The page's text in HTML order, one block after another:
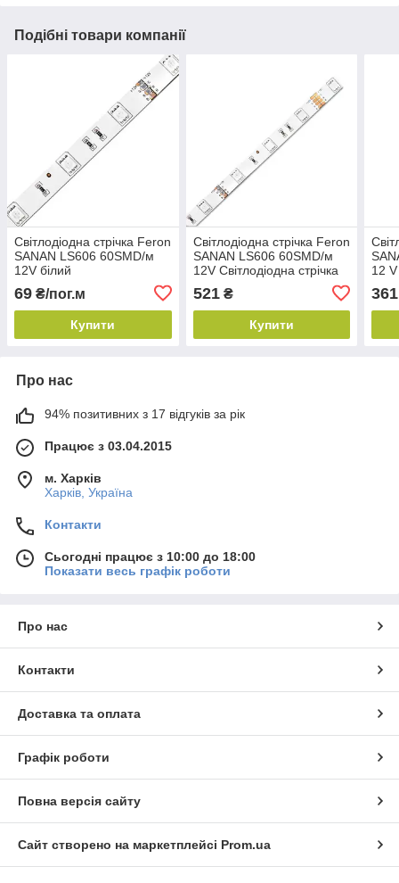
Подібні товари компанії
Світлодіодна стрічка Feron
SANAN LS606 60SMD/м
12V білий
69 ₴/пог.м
Купити
Світлодіодна стрічка Feron
SANAN LS606 60SMD/м
12V Світлодіодна стрічка
60SMD / м 12V IP20 RGB
521₴
Купити
12
361
Про нас
94% позитивних з 17 відгуків за рік
Працює з 03.04.2015
м. Харків
Харків, Україна
Контакти
Сьогодні працює з 10:00 до 18:00
Показати весь графік роботи
Про нас
Контакти
Доставка та оплата
Графік роботи
Повна версія сайту
Сайт створено на маркетплейсі Prom.ua